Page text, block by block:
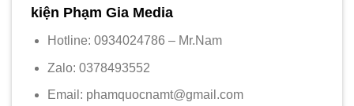
kiện Phạm Gia Media
Hotline: 0934024786 – Mr.Nam
Zalo: 0378493552
Email: phamquocnamt@gmail.com